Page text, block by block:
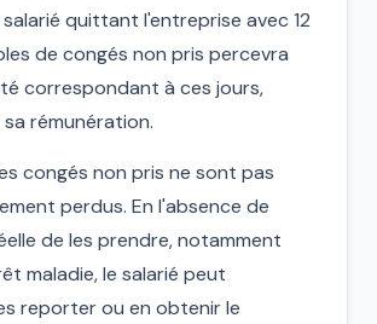
salarié quittant l'entreprise avec 12
de congés non pris percevra
correspondant à ces jours,
rémunération.
congés non pris ne sont pas
perdus. En l'absence de
de les prendre, notamment
maladie, le salarié peut
reporter ou en obtenir le